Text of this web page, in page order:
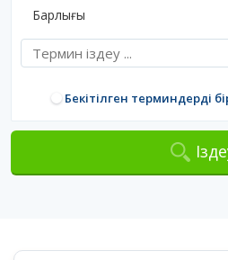
Барлығы
Бекітілген терминдерді